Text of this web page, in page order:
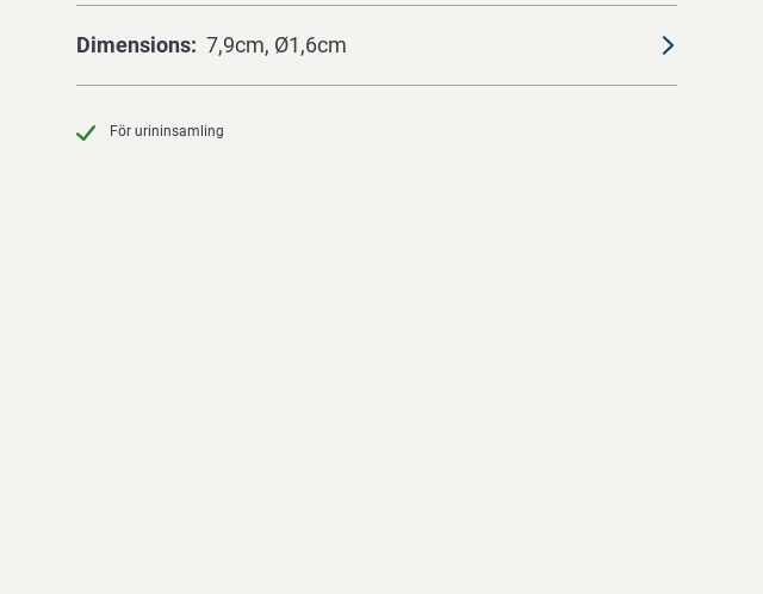
Dimensions 7,9cm, Ø1,6cm
För urininsamling